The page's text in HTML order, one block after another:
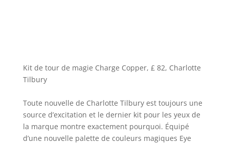
Kit de tour de magie Charge Copper, £ 82, Charlotte
Tilbury
Toute nouvelle de Charlotte Tilbury est toujours une
source d’excitation et le dernier kit pour les yeux de
la marque montre exactement pourquoi. Équipé
d’une nouvelle palette de couleurs magiques Eye